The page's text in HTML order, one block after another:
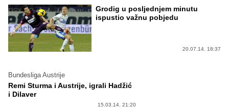
Grodig u posljednjem minutu
ispustio važnu pobjedu
20.07.14. 18:37
Bundesliga Austrije
Remi Sturma i Austrije, igrali Hadžić
i Dilaver
15.03.14. 21:20